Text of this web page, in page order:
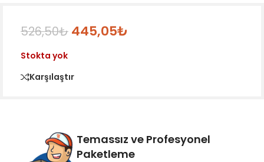
526,50₺ 445,05₺
Stokta yok
Karşılaştır
Temassız ve Profesyonel
Paketleme